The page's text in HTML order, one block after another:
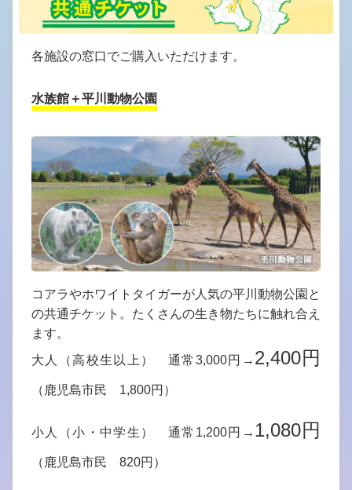
各施設の窓口でご購入いただけます。
水族館＋平川動物公園
コアラやホワイトタイガーが人気の平川動物公園と
の共通チケット。たくさんの生き物たちに触れ合え
ます。
大人（高校生以上） 通常3,000円→ 2,400円
（鹿児島市民 1,800円）
小人（小・中学生） 通常1,200円→ 1,080円
（鹿児島市民 820円）